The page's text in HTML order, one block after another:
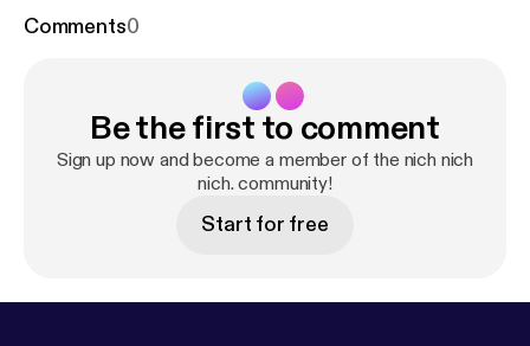
unter den Baum. Viel Spaß und frohe Weihnachten!
unterstützen? Das ist ganz einfach, klick auf den
PayPal-Link und schon kann's losgehen. Vielen
Dank, dass du es uns ermöglichst, den Podcast
https://www.paypal.com/donate/?hos
ted_button_id=GKEHM4TNYZR9S
Comments0
Be the first to comment
Sign up now and become a member of the nich nich
nich. community!
Start for free